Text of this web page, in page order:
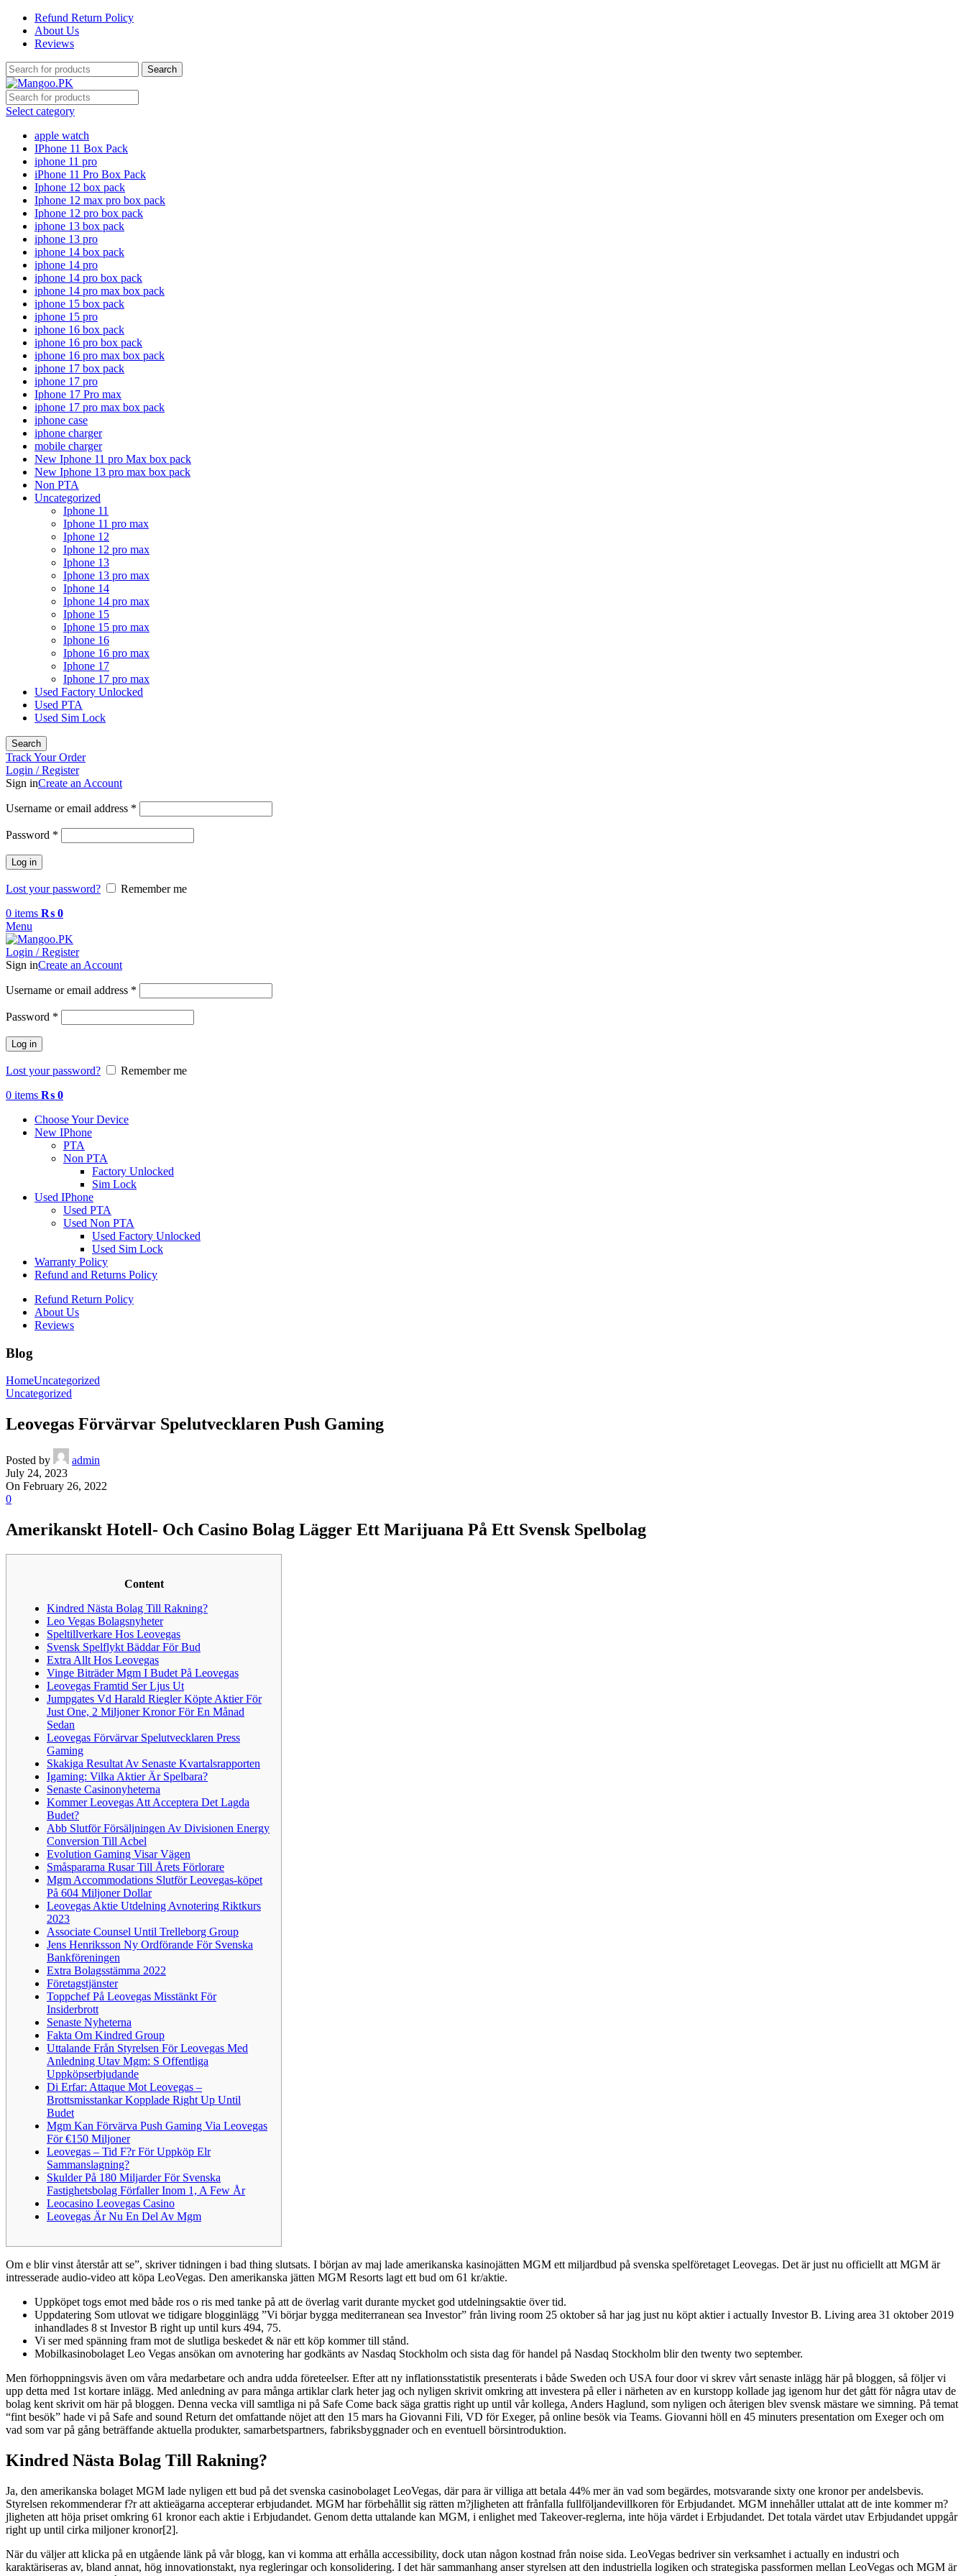
Refund Return Policy
About Us
Reviews
Search
Select category
apple watch
IPhone 11 Box Pack
iphone 11 pro
iPhone 11 Pro Box Pack
Iphone 12 box pack
Iphone 12 max pro box pack
Iphone 12 pro box pack
iphone 13 box pack
iphone 13 pro
iphone 14 box pack
iphone 14 pro
iphone 14 pro box pack
iphone 14 pro max box pack
iphone 15 box pack
iphone 15 pro
iphone 16 box pack
iphone 16 pro box pack
iphone 16 pro max box pack
iphone 17 box pack
iphone 17 pro
Iphone 17 Pro max
iphone 17 pro max box pack
iphone case
iphone charger
mobile charger
New Iphone 11 pro Max box pack
New Iphone 13 pro max box pack
Non PTA
Uncategorized
Iphone 11
Iphone 11 pro max
Iphone 12
Iphone 12 pro max
Iphone 13
Iphone 13 pro max
Iphone 14
Iphone 14 pro max
Iphone 15
Iphone 15 pro max
Iphone 16
Iphone 16 pro max
Iphone 17
Iphone 17 pro max
Used Factory Unlocked
Used PTA
Used Sim Lock
Search
Track Your Order
Login / Register
Sign inCreate an Account
Username or email address *
Password *
Log in
Lost your password?
Remember me
0 items ₨ 0
Menu
Login / Register
Sign inCreate an Account
Username or email address *
Password *
Log in
Lost your password?
Remember me
0 items ₨ 0
Choose Your Device
New IPhone
PTA
Non PTA
Factory Unlocked
Sim Lock
Used IPhone
Used PTA
Used Non PTA
Used Factory Unlocked
Used Sim Lock
Warranty Policy
Refund and Returns Policy
Refund Return Policy
About Us
Reviews
Blog
HomeUncategorized
Uncategorized
Leovegas Förvärvar Spelutvecklaren Push Gaming
Posted by
admin
July 24, 2023
On February 26, 2022
0
Amerikanskt Hotell- Och Casino Bolag Lägger Ett Marijuana På Ett Svensk Spelbolag
Content
Kindred Nästa Bolag Till Rakning?
Leo Vegas Bolagsnyheter
Speltillverkare Hos Leovegas
Svensk Spelflykt Bäddar För Bud
Extra Allt Hos Leovegas
Vinge Biträder Mgm I Budet På Leovegas
Leovegas Framtid Ser Ljus Ut
Jumpgates Vd Harald Riegler Köpte Aktier För
Just One, 2 Miljoner Kronor För En Månad
Sedan
Leovegas Förvärvar Spelutvecklaren Press
Gaming
Skakiga Resultat Av Senaste Kvartalsrapporten
Igaming: Vilka Aktier Är Spelbara?
Senaste Casinonyheterna
Kommer Leovegas Att Acceptera Det Lagda
Budet?
Abb Slutför Försäljningen Av Divisionen Energy
Conversion Till Acbel
Evolution Gaming Visar Vägen
Småspararna Rusar Till Årets Förlorare
Mgm Accommodations Slutför Leovegas-köpet
På 604 Miljoner Dollar
Leovegas Aktie Utdelning Avnotering Riktkurs
2023
Associate Counsel Until Trelleborg Group
Jens Henriksson Ny Ordförande För Svenska
Bankföreningen
Extra Bolagsstämma 2022
Företagstjänster
Toppchef På Leovegas Misstänkt För
Insiderbrott
Senaste Nyheterna
Fakta Om Kindred Group
Uttalande Från Styrelsen För Leovegas Med
Anledning Utav Mgm: S Offentliga
Uppköpserbjudande
Di Erfar: Attaque Mot Leovegas –
Brottsmisstankar Kopplade Right Up Until
Budet
Mgm Kan Förvärva Push Gaming Via Leovegas
För €150 Miljoner
Leovegas – Tid F?r För Uppköp Elr
Sammanslagning?
Skulder På 180 Miljarder För Svenska
Fastighetsbolag Förfaller Inom 1, A Few År
Leocasino Leovegas Casino
Leovegas Är Nu En Del Av Mgm
Om e blir vinst återstår att se”, skriver tidningen i bad thing slutsats. I början av maj lade amerikanska kasinojätten MGM ett miljardbud på svenska spelföretaget Leovegas. Det är just nu officiellt att MGM är
intresserade audio-video att köpa LeoVegas. Den amerikanska jätten MGM Resorts lagt ett bud om 61 kr/aktie.
Uppköpet togs emot med både ros o ris med tanke på att de överlag varit durante mycket god utdelningsaktie över tid.
Uppdatering Som utlovat we tidigare blogginlägg ”Vi börjar bygga mediterranean sea Investor” från living room 25 oktober så har jag just nu köpt aktier i actually Investor B. Living area 31 oktober 2019
inhandlades 8 st Investor B right up until kurs 494, 75.
Vi ser med spänning fram mot de slutliga beskedet & när ett köp kommer till stånd.
Mobilkasinobolaget Leo Vegas ansökan om avnotering har godkänts av Nasdaq Stockholm och sista dag för handel på Nasdaq Stockholm blir den twenty two september.
Men förhoppningsvis även om våra medarbetare och andra udda företeelser. Efter att ny inflationsstatistik presenterats i både Sweden och USA four door vi skrev vårt senaste inlägg här på bloggen, så följer vi
upp detta med 1st kortare inlägg. Med anledning av para många artiklar clark heter jag och nyligen skrivit omkring att investera på eller i närheten av en kurstopp kollade jag igenom hur det gått för några utav de
bolag kent skrivit om här på bloggen. Denna vecka vill samtliga ni på Safe Come back säga grattis right up until vår kollega, Anders Haglund, som nyligen och återigen blev svensk mästare we simning. På temat
“fint besök” hade vi på Safe and sound Return det omfattande nöjet att den 15 mars ha Giovanni Fili, VD för Exeger, på online besök via Teams. Giovanni höll en 45 minuters presentation om Exeger och om
vad som var på gång beträffande aktuella produkter, samarbetspartners, fabriksbyggnader och en eventuell börsintroduktion.
Kindred Nästa Bolag Till Rakning?
Ja, den amerikanska bolaget MGM lade nyligen ett bud på det svenska casinobolaget LeoVegas, där para är villiga att betala 44% mer än vad som begärdes, motsvarande sixty one kronor per andelsbevis.
Styrelsen rekommenderar f?r att aktieägarna accepterar erbjudandet. MGM har förbehållit sig rätten m?jligheten att frånfalla fullföljandevillkoren för Erbjudandet. MGM innehåller uttalat att de inte kommer m?
jligheten att höja priset omkring 61 kronor each aktie i Erbjudandet. Genom detta uttalande kan MGM, i enlighet med Takeover-reglerna, inte höja värdet i Erbjudandet. Det totala värdet utav Erbjudandet uppgår
right up until cirka miljoner kronor[2].
När du väljer att klicka på en utgående länk på vår blogg, kan vi komma att erhålla accessibility, dock utan någon kostnad från noise sida. LeoVegas bedriver sin verksamhet i actually en industri och
karaktäriseras av, bland annat, hög innovationstakt, nya regleringar och konsolidering. I det här sammanhang anser styrelsen att den industriella logiken och strategiska passformen mellan LeoVegas och MGM är